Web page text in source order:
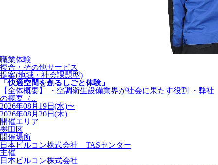
職業体験
複合・その他サービス
提案(地域・社会課題型)
「快適空間を創るしごと体験」
【全体概要】 ・空調衛生設備業界が社会に果たす役割 ・弊社
の概要（...
2026年08月19日(水)〜
2026年08月20日(木)
開催エリア
墨田区
開催場所
日本ビルコン株式会社 TASセンター
主催
日本ビルコン株式会社